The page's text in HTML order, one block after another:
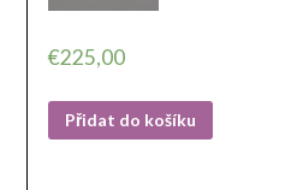
€225,00
Přidat do košíku